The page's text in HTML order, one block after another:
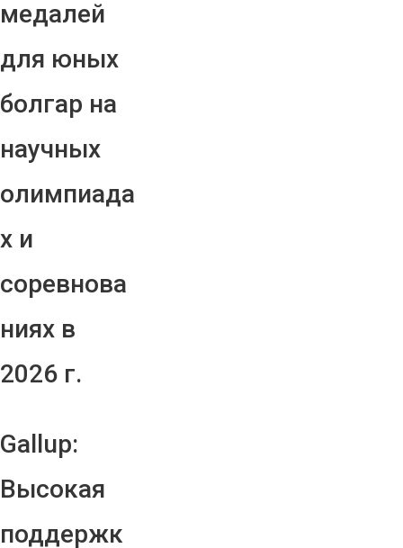
медалей
для юных
болгар на
научных
олимпиада
х и
соревнова
ниях в
2026 г.
Gallup:
Высокая
поддержк